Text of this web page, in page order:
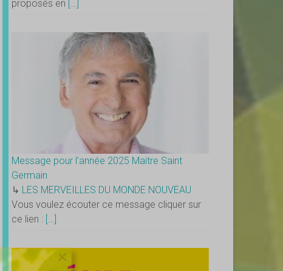
proposés en […]
Message pour l’année 2025 Maitre Saint
Germain
↳ LES MERVEILLES DU MONDE NOUVEAU
Vous voulez écouter ce message cliquer sur
ce lien : […]
×